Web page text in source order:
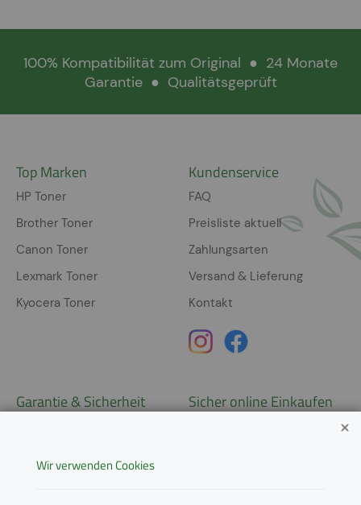
100% Kompatibilität zum Original ● 24 Monate
Garantie ● Qualitätsgeprüft
Top Marken
HP Toner
Brother Toner
Canon Toner
Lexmark Toner
Kyocera Toner
Kundenservice
FAQ
Preisliste aktuell
Zahlungsarten
Versand & Lieferung
Kontakt
Garantie & Sicherheit Sicher online Einkaufen
Wir verwenden Cookies